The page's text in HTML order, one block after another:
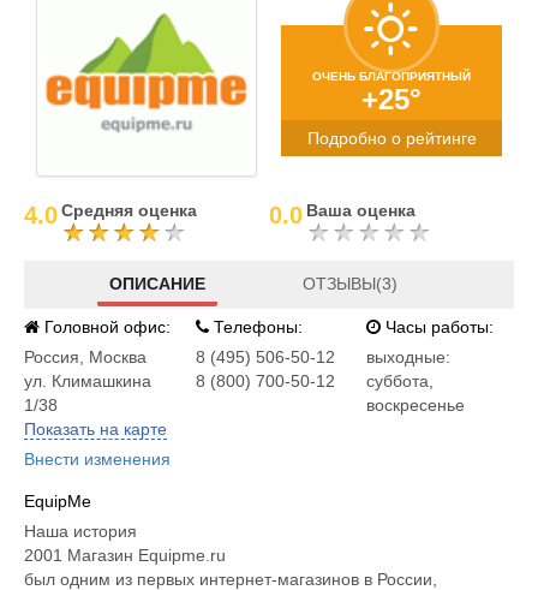
ОЧЕНЬ БЛАГОПРИЯТНЫЙ
+25°
Подробно о рейтинге
4.0Средняя оценка 0.0 Ваша оценка
ОПИСАНИЕ ОТЗЫВЫ(3)
Головной офис:
Россия
Москва
ул. Климашкина
1/38
Показать на карте
Внести изменения
Телефоны:
8 (495) 506-50-12
8 (800) 700-50-12
Часы работы:
выходные:
суббота,
воскресенье
EquipMe
Наша история
2001 Магазин Equipme.ru
был одним из первых интернет-магазинов в России,